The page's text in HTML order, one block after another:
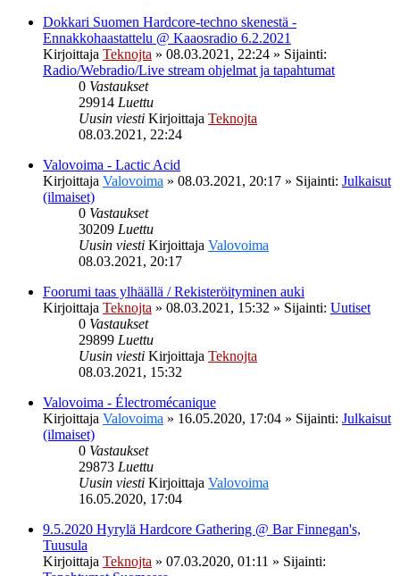
Dokkari Suomen Hardcore-techno skenestä -
Ennakkohaastattelu @ Kaaosradio 6.2.2021
Kirjoittaja Teknojta » 08.03.2021, 22:24 » Sijainti:
Radio/Webradio/Live stream ohjelmat ja tapahtumat
0 Vastaukset
29914 Luettu
Uusin viesti Kirjoittaja Teknojta
08.03.2021, 22:24
Valovoima - Lactic Acid
Kirjoittaja Valovoima » 08.03.2021, 20:17 » Sijainti: Julkaisut
(ilmaiset)
0 Vastaukset
30209 Luettu
Uusin viesti Kirjoittaja Valovoima
08.03.2021, 20:17
Foorumi taas ylhäällä / Rekisteröityminen auki
Kirjoittaja Teknojta » 08.03.2021, 15:32 » Sijainti: Uutiset
0 Vastaukset
29899 Luettu
Uusin viesti Kirjoittaja Teknojta
08.03.2021, 15:32
Valovoima - Électromécanique
Kirjoittaja Valovoima » 16.05.2020, 17:04 » Sijainti: Julkaisut
(ilmaiset)
0 Vastaukset
29873 Luettu
Uusin viesti Kirjoittaja Valovoima
16.05.2020, 17:04
9.5.2020 Hyrylä Hardcore Gathering @ Bar Finnegan's,
Tuusula
Kirjoittaja Teknojta » 07.03.2020, 01:11 » Sijainti: